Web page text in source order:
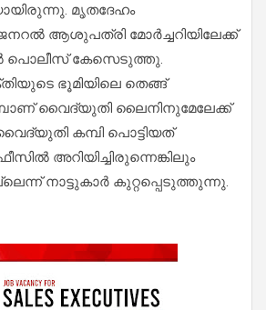
മൃതദേഹം
ആശുപത്രി മോർച്ചറിയിലേക്ക്
പൊലീസ് കേസെടുത്തു.
ഭൂമിയിലെ തെങ്ങ്
വൈദ്യുതി ലൈനിനുമേലേക്ക്
കമ്പി പൊട്ടിയത്
അറിയിച്ചിരുന്നെങ്കിലും
നാട്ടുകാർ കുറ്റപ്പെടുത്തുന്നു.